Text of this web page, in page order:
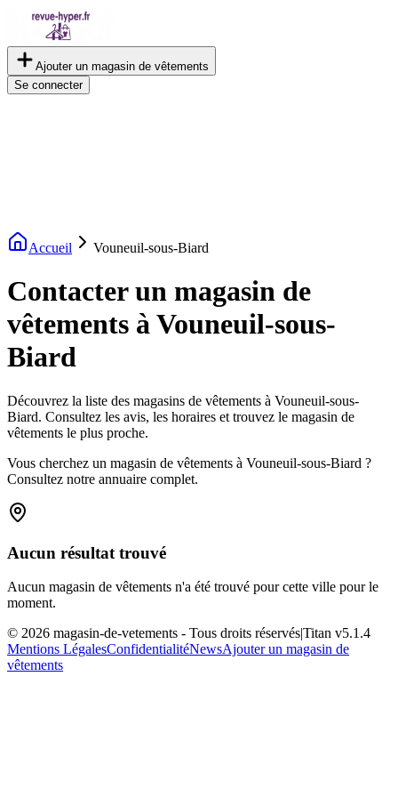
Ajouter un magasin de vêtements
Se connecter
Accueil Vouneuil-sous-Biard
Contacter un magasin de
vêtements à Vouneuil-sous-
Biard
Découvrez la liste des magasins de vêtements à Vouneuil-sous-
Biard. Consultez les avis, les horaires et trouvez le magasin de
vêtements le plus proche.
Vous cherchez un magasin de vêtements à Vouneuil-sous-Biard ?
Consultez notre annuaire complet.
Aucun résultat trouvé
Aucun magasin de vêtements n'a été trouvé pour cette ville pour le
moment.
© 2026 magasin-de-vetements - Tous droits réservés|Titan v5.1.4
Mentions LégalesConfidentialitéNewsAjouter un magasin de
vêtements